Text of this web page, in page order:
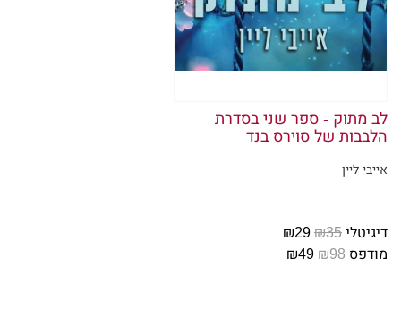
לב מתוק - ספר שני בסדרת
הלבבות של סוירס בנד
אייבי ליין
דיגיטלי₪35
מודפס ₪98